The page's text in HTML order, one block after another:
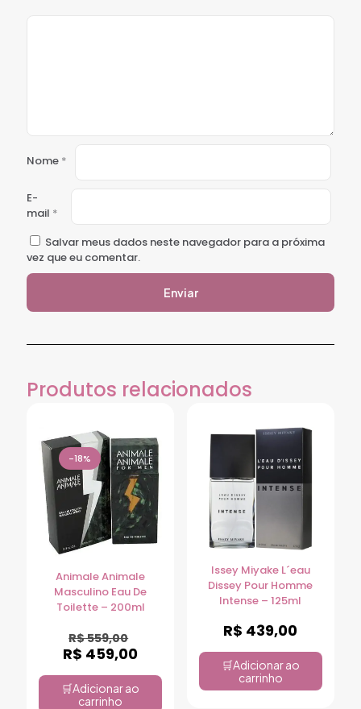
Nome *
E-
mail *
Salvar meus dados neste navegador para a próxima
vez que eu comentar.
Produtos relacionados
-18%
Animale Animale
Masculino Eau De
Toilette – 200ml
R$559,00
R$ 459,00
Adicionar ao
carrinho
Issey Miyake L´eau
Dissey Pour Homme
Intense – 125ml
R$ 439,00
Adicionar ao
carrinho